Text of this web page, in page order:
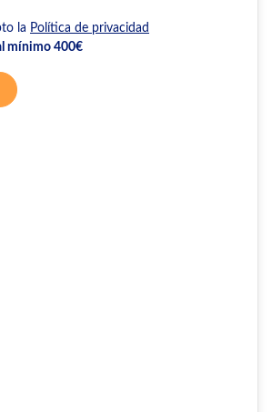
la Política de privacidad
mínimo 400€